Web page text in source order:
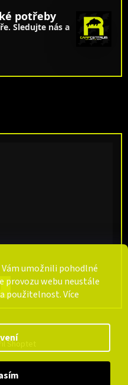
umožnili pohodlné
provozu webu neustále
použitelnost. Více
potřeby
Sledujte nás a
Shoptet
. Všechna práva vyhrazena.